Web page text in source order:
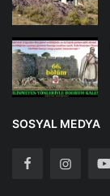
SOSYAL MEDYA